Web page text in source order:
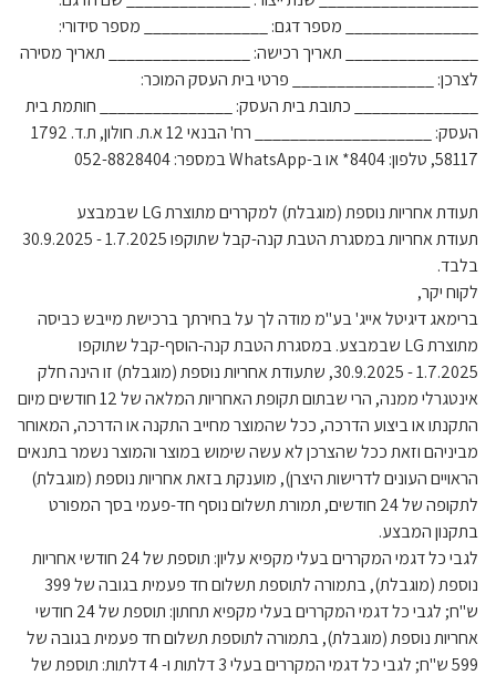
_______________ מספר דגם: ______________ מספר סידורי:
_______________ תאריך רכישה: ________________ תאריך מסירה
לצרכן: ________________ פרטי בית העסק המוכר:
______________ כתובת בית העסק: _______________ חותמת בית
העסק: ____________________ רח' הבנאי 12 א.ת. חולון, ת.ד. 1792
58117, טלפון: 8404* או ב-WhatsApp במספר: 052-8828404
תעודת אחריות נוספת (מוגבלת) למקררים מתוצרת LG שבמבצע
תעודת אחריות במסגרת הטבת קנה-קבל שתוקפו 1.7.2025 - 30.9.2025
בלבד.
לקוח יקר,
ברימאג דיגיטל אייג' בע"מ מודה לך על בחירתך ברכישת מייבש כביסה
מתוצרת LG שבמבצע. במסגרת הטבת קנה-הוסף-קבל שתוקפו
1.7.2025 - 30.9.2025, שתעודת אחריות נוספת (מוגבלת) זו הינה חלק
אינטגרלי ממנה, הרי שבתום תקופת האחריות המלאה של 12 חודשים מיום
התקנתו או ביצוע הדרכה, ככל שהמוצר מחייב התקנה או הדרכה, המאוחר
מביניהם וזאת ככל שהצרכן לא עשה שימוש במוצר והמוצר נשמר בתנאים
הראויים העונים לדרישות היצרן), מוענקת בזאת אחריות נוספת (מוגבלת)
לתקופה של 24 חודשים, תמורת תשלום נוסף חד-פעמי בסך המפורט
בתקנון המבצע.
לגבי כל דגמי המקררים בעלי מקפיא עליון: תוספת של 24 חודשי אחריות
נוספת (מוגבלת), בתמורה לתוספת תשלום חד פעמית בגובה של 399
ש"ח; לגבי כל דגמי המקררים בעלי מקפיא תחתון: תוספת של 24 חודשי
אחריות נוספת (מוגבלת), בתמורה לתוספת תשלום חד פעמית בגובה של
599 ש"ח; לגבי כל דגמי המקררים בעלי 3 דלתות ו- 4 דלתות: תוספת של